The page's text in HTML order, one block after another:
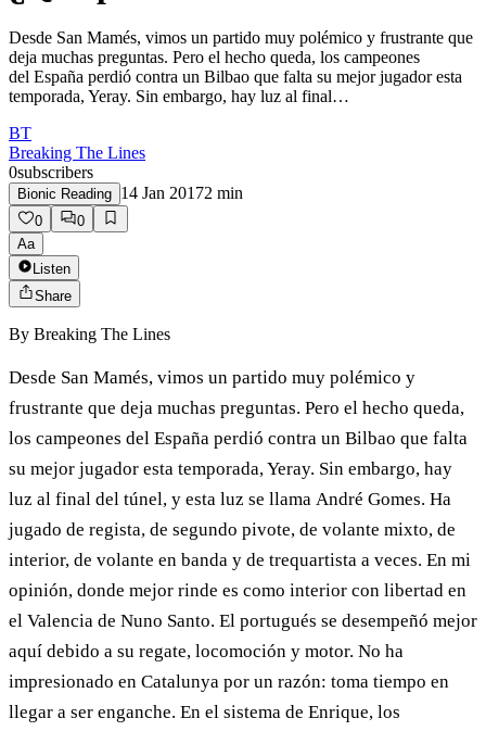
Desde San Mamés, vimos un partido muy polémico y frustrante que
deja muchas preguntas. Pero el hecho queda, los campeones
del España perdió contra un Bilbao que falta su mejor jugador esta
temporada, Yeray. Sin embargo, hay luz al final…
BT
Breaking The Lines
0subscribers
Bionic Reading 14 Jan 20172 min
0
0
Aa
Listen
Share
By Breaking The Lines
Desde San Mamés, vimos un partido muy polémico y
frustrante que deja muchas preguntas. Pero el hecho queda,
los campeones del España perdió contra un Bilbao que falta
su mejor jugador esta temporada, Yeray. Sin embargo, hay
luz al final del túnel, y esta luz se llama André Gomes. Ha
jugado de regista, de segundo pivote, de volante mixto, de
interior, de volante en banda y de trequartista a veces. En mi
opinión, donde mejor rinde es como interior con libertad en
el Valencia de Nuno Santo. El portugués se desempeñó mejor
aquí debido a su regate, locomoción y motor. No ha
impresionado en Catalunya por un razón: toma tiempo en
llegar a ser enganche. En el sistema de Enrique, los